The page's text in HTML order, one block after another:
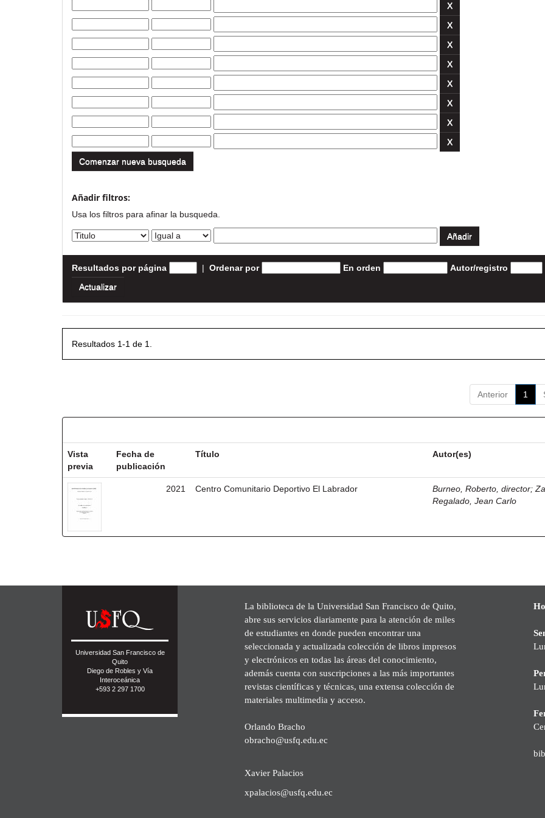
Comenzar nueva busqueda
Añadir filtros:
Usa los filtros para afinar la busqueda.
Resultados por página | Ordenar por En orden Autor/registro
Resultados 1-1 de 1.
Anterior 1
Vista
previa
Fecha de
publicación
Título Autor(es)
2021 Centro Comunitario Deportivo El Labrador Burneo, Roberto, director;
Regalado, Jean Carlo
Universidad San Francisco de
Quito
Diego de Robles y Vía
Interoceánica
+593 2 297 1700
La biblioteca de la Universidad San Francisco de Quito,
abre sus servicios diariamente para la atención de miles
de estudiantes en donde pueden encontrar una
seleccionada y actualizada colección de libros impresos
y electrónicos en todas las áreas del conocimiento,
además cuenta con suscripciones a las más importantes
revistas científicas y técnicas, una extensa colección de
materiales multimedia y acceso.
Orlando Bracho
obracho@usfq.edu.ec
Xavier Palacios
xpalacios@usfq.edu.ec